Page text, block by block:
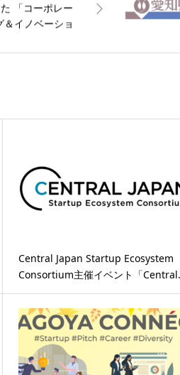
「コーポレー
＆イノベーショ
愛知県】
Central Japan Startup Ecosystem
Consortium主催イベント「